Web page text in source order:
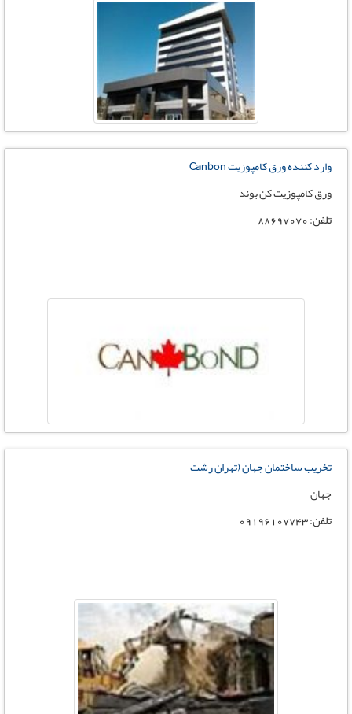
وارد کننده ورق کامپوزیت Canbon
ورق کامپوزیت کن بوند
تلفن: 88697070
تخریب ساختمان جهان (تهران رشت
جهان
تلفن: 09196107743